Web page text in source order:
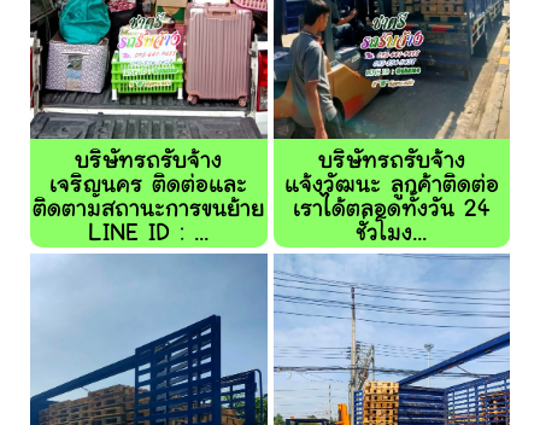
บริษัทรถรับจ้าง
เจริญนคร ติดต่อและ
ติดตามสถานะการขนย้าย
LINE ID : ...
บริษัทรถรับจ้าง
แจ้งวัฒนะ ลูกค้าติดต่อ
เราได้ตลอดทั้งวัน 24
ชั่วโมง...